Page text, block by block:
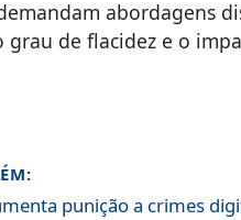
abordagens
grau de flacidez e o
punição a crimes